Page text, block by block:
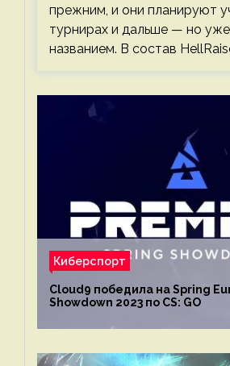
прежним, и они планируют
турнирах и дальше — но
названием. В состав
Киберспорт
Cloud9 победила на Spring
Showdown 2023 по CS: GO